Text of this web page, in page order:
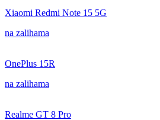
Xiaomi Redmi Note 15 5G
na zalihama
OnePlus 15R
na zalihama
Realme GT 8 Pro